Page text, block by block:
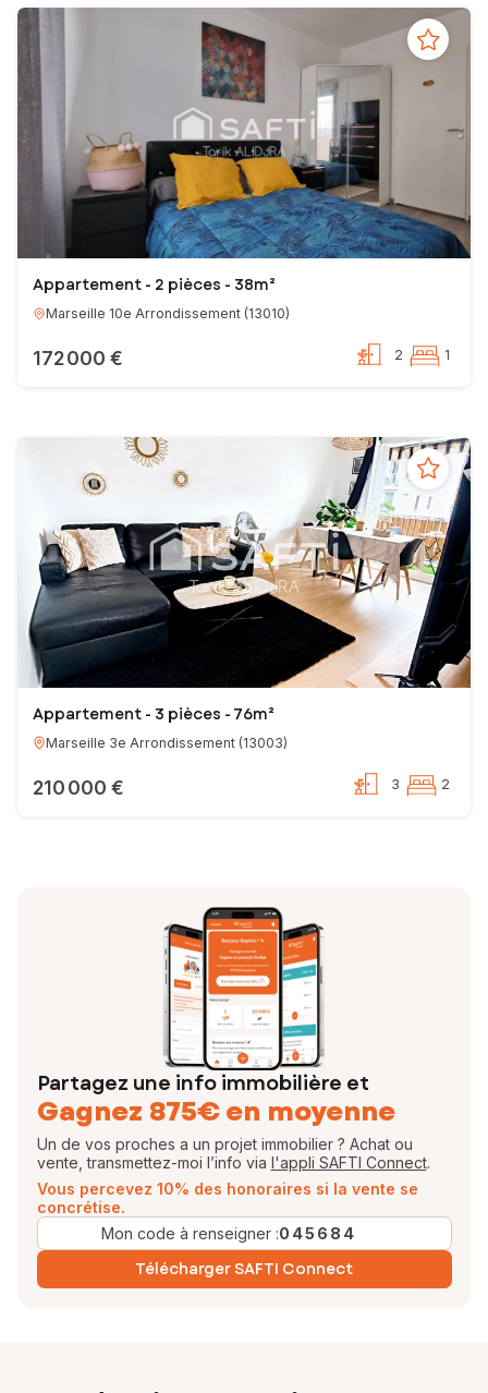
Votre conseiller en immobilier SAFTI
EI - Agent commercial - 105 440 713 RSAC MARSEILLE
Appartement - 2 pièces - 38m²
Marseille 10e Arrondissement (13010)
172 000 € 2 1
Appartement - 3 pièces - 76m²
Marseille 3e Arrondissement (13003)
210 000 € 3 2
Partagez une info immobilière et
Gagnez 875€ en moyenne
Un de vos proches a un projet immobilier ? Achat ou
vente, transmettez-moi l’info via l'appli SAFTI Connect.
Vous percevez 10% des honoraires si la vente se
concrétise.
Mon code à renseigner :045684
Télécharger SAFTI Connect